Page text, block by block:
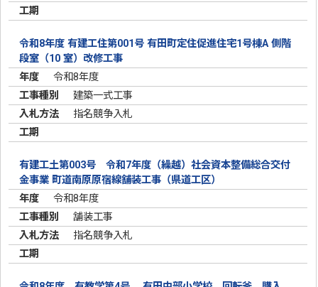
令和8年度 有建工住第001号 有田町定住促進住宅1号棟A 側階
段室（10 室）改修工事
令和8年度
建築一式工事
指名競争入札
有建工土第003号 令和7年度（繰越）社会資本整備総合交付
金事業 町道南原原宿線舗装工事（県道工区）
令和8年度
舗装工事
指名競争入札